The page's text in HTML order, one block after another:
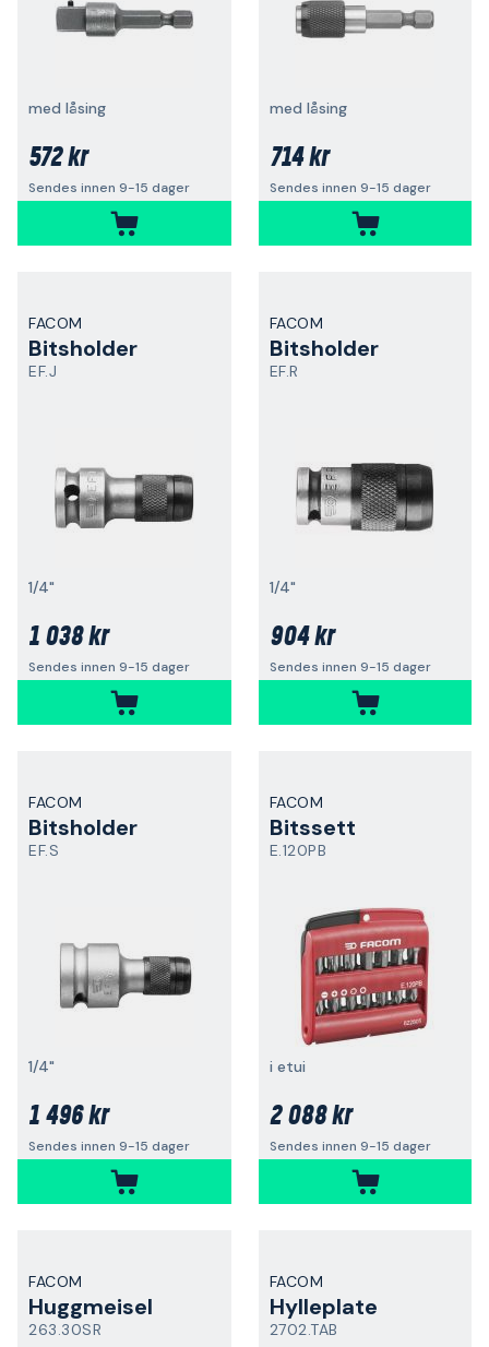
med låsing
572 kr
Sendes innen 9-15 dager
med låsing
714 kr
Sendes innen 9-15 dager
FACOM
Bitsholder
EF.J
1/4"
1 038 kr
Sendes innen 9-15 dager
FACOM
Bitsholder
EF.R
1/4"
904 kr
Sendes innen 9-15 dager
FACOM
Bitsholder
EF.S
1/4"
1 496 kr
Sendes innen 9-15 dager
FACOM
Bitssett
E.120PB
i etui
2 088 kr
Sendes innen 9-15 dager
FACOM
Huggmeisel
263.30SR
FACOM
Hylleplate
2702.TAB